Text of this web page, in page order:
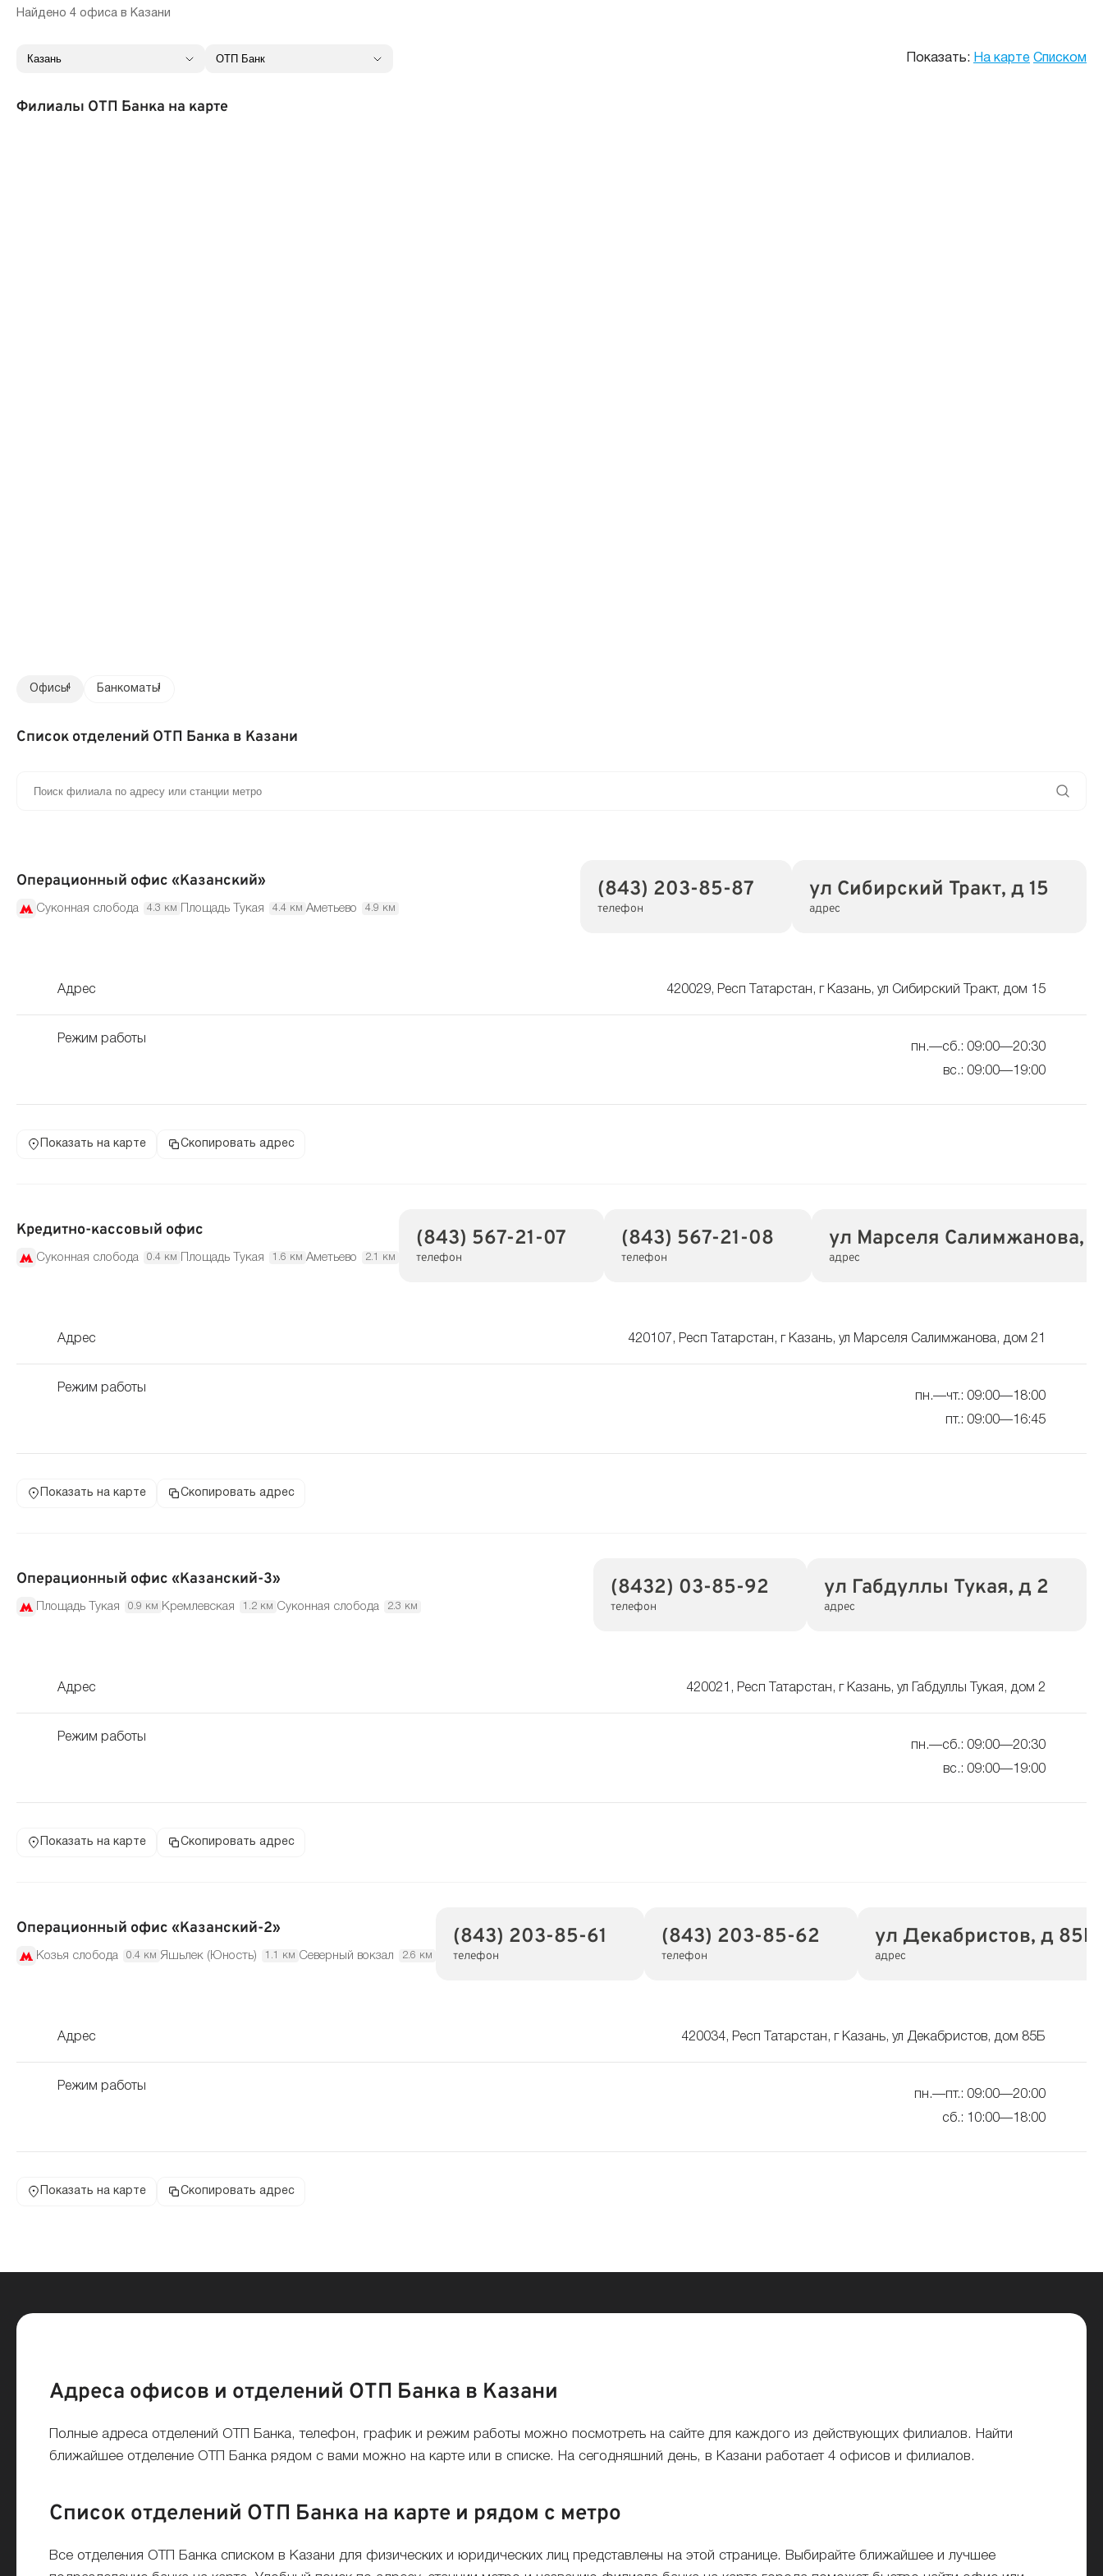
Найдено 4 офиса в Казани
Показать: На карте Списком
Филиалы ОТП Банка на карте
Офисы4 Банкоматы
1
Список отделений ОТП Банка в Казани
Операционный офис «Казанский»
Суконная слобода 4.3 км Площадь Тукая 4.4 км Аметьево 4.9 км
(843) 203-85-87
телефон
ул Сибирский Тракт, д 15
адрес
Адрес 420029, Респ Татарстан, г Казань, ул Сибирский Тракт, дом 15
Режим работы
пн.—сб.: 09:00—20:30
вс.: 09:00—19:00
Показать на карте Скопировать адрес
Кредитно-кассовый офис
Суконная слобода 0.4 км Площадь Тукая 1.6 км Аметьево 2.1 км
(843) 567-21-07
телефон
(843) 567-21-08
телефон
ул Марселя Салимжанова, д
адрес
Адрес 420107, Респ Татарстан, г Казань, ул Марселя Салимжанова, дом 21
Режим работы
пн.—чт.: 09:00—18:00
пт.: 09:00—16:45
Показать на карте Скопировать адрес
Операционный офис «Казанский-3»
Площадь Тукая 0.9 км Кремлевская 1.2 км Суконная слобода 2.3 км
(8432) 03-85-92
телефон
ул Габдуллы Тукая, д 2
адрес
Адрес 420021, Респ Татарстан, г Казань, ул Габдуллы Тукая, дом 2
Режим работы
пн.—сб.: 09:00—20:30
вс.: 09:00—19:00
Показать на карте Скопировать адрес
Операционный офис «Казанский-2»
Козья слобода 0.4 км Яшьлек (Юность) 1.1 км Северный вокзал 2.6 км
(843) 203-85-61
телефон
(843) 203-85-62
телефон
ул Декабристов, д 85Б
адрес
Адрес 420034, Респ Татарстан, г Казань, ул Декабристов, дом 85Б
Режим работы
пн.—пт.: 09:00—20:00
сб.: 10:00—18:00
Показать на карте Скопировать адрес
Адреса офисов и отделений ОТП Банка в Казани
Полные адреса отделений ОТП Банка, телефон, график и режим работы можно посмотреть на сайте для каждого из действующих филиалов. Найти
ближайшее отделение ОТП Банка рядом с вами можно на карте или в списке. На сегодняшний день, в Казани работает 4 офисов и филиалов.
Список отделений ОТП Банка на карте и рядом с метро
Все отделения ОТП Банка списком в Казани для физических и юридических лиц представлены на этой странице. Выбирайте ближайшее и лучшее